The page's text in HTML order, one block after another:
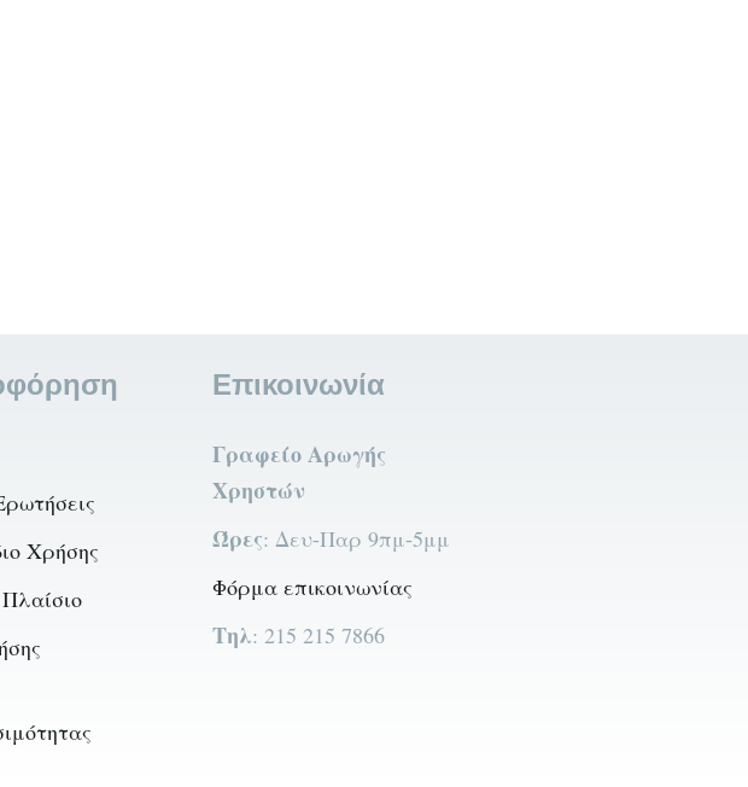
Χρήσης
Επικοινωνία
Γραφείο Αρωγής
Χρηστών
Ώρες: Δευ-Παρ 9πμ-5μμ
Φόρμα επικοινωνίας
Τηλ: 215 215 7866